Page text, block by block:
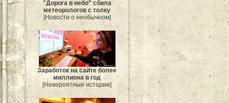
"Дорога в небо" сбила
метеорологов с толку
[Новости о необычном]
Заработок на сайте более
миллиона в год
[Невероятные истории]